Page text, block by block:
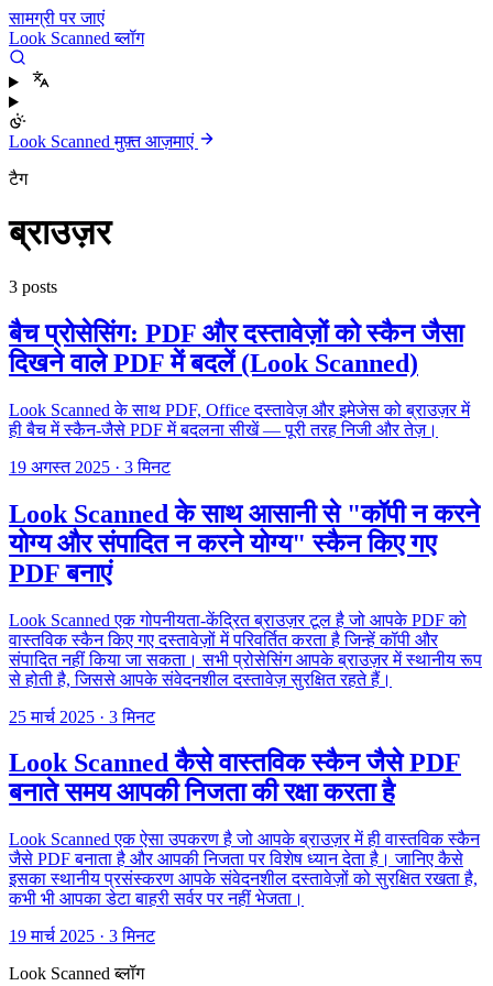
सामग्री पर जाएं
Look Scanned ब्लॉग
Look Scanned मुफ़्त आज़माएं
टैग
ब्राउज़र
3 posts
बैच प्रोसेसिंग: PDF और दस्तावेज़ों को स्कैन जैसा
दिखने वाले PDF में बदलें (Look Scanned)
Look Scanned के साथ PDF, Office दस्तावेज़ और इमेजेस को ब्राउज़र में
ही बैच में स्कैन-जैसे PDF में बदलना सीखें — पूरी तरह निजी और तेज़।
19 अगस्त 2025 · 3 मिनट
Look Scanned के साथ आसानी से "कॉपी न करने
योग्य और संपादित न करने योग्य" स्कैन किए गए
PDF बनाएं
Look Scanned एक गोपनीयता-केंद्रित ब्राउज़र टूल है जो आपके PDF को
वास्तविक स्कैन किए गए दस्तावेज़ों में परिवर्तित करता है जिन्हें कॉपी और
संपादित नहीं किया जा सकता। सभी प्रोसेसिंग आपके ब्राउज़र में स्थानीय रूप
से होती है, जिससे आपके संवेदनशील दस्तावेज़ सुरक्षित रहते हैं।
25 मार्च 2025 · 3 मिनट
Look Scanned कैसे वास्तविक स्कैन जैसे PDF
बनाते समय आपकी निजता की रक्षा करता है
Look Scanned एक ऐसा उपकरण है जो आपके ब्राउज़र में ही वास्तविक स्कैन
जैसे PDF बनाता है और आपकी निजता पर विशेष ध्यान देता है। जानिए कैसे
इसका स्थानीय प्रसंस्करण आपके संवेदनशील दस्तावेज़ों को सुरक्षित रखता है,
कभी भी आपका डेटा बाहरी सर्वर पर नहीं भेजता।
19 मार्च 2025 · 3 मिनट
Look Scanned ब्लॉग